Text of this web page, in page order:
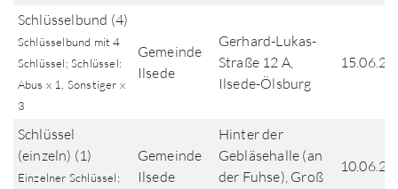
Schlüsselbund (4)
Schlüsselbund mit 4
Schlüssel; Schlüssel:
Abus x 1, Sonstiger x
3
Gemeinde
Ilsede
Gerhard-Lukas-
Straße 12 A,
Ilsede-Ölsburg
Schlüssel
(einzeln) (1)
Einzelner Schlüssel;
Gemeinde
Ilsede
Hinter der
Gebläsehalle (an
der Fuhse), Groß